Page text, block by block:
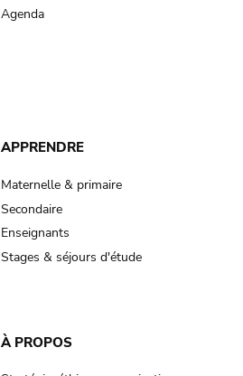
Agenda
APPRENDRE
Maternelle & primaire
Secondaire
Enseignants
Stages & séjours d'étude
À PROPOS